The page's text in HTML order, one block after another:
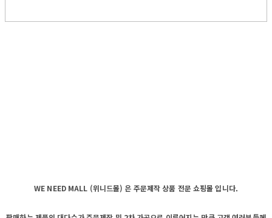
WE NEED MALL (위니드몰) 은 주문제작 상품 전문 쇼핑몰 입니다.